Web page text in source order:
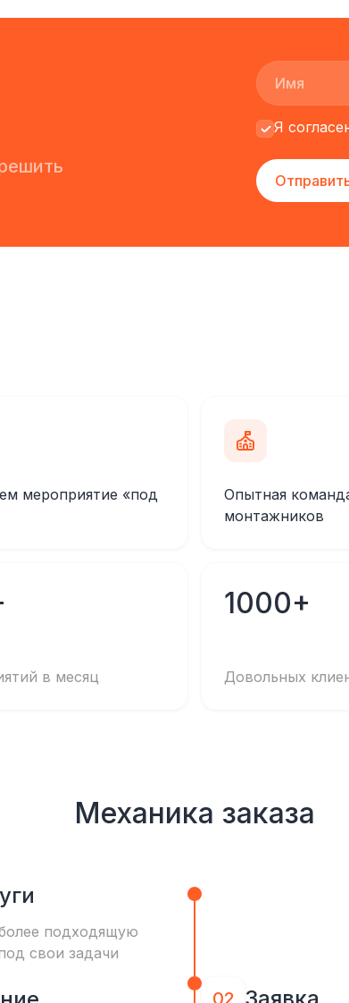
Я
мероприятие «под
Опытная
монтажников
в месяц
1000+
Довольных
Механика заказа
подходящую
свои задачи
02